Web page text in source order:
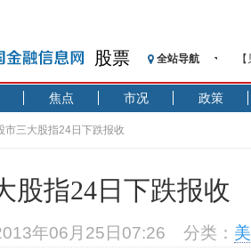
股票 全站导航
记
沥
焦点 市况 政策
市三大股指24日下跌报收
股指24日下跌报收
年06月25日07:26 分类：